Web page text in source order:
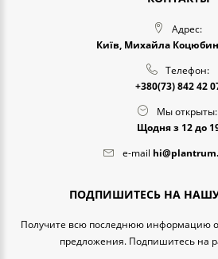
Адрес:
Київ, Михайла
Телефон:
+380(73) 842 42
Мы открыты:
Щодня з 12 до
e-mail
ПОДПИШИТЕСЬ НА
Получите всю последнюю информацию
предложения. Подпишитесь на